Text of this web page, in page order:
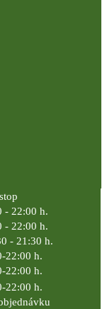
- 22:00 h.
- 22:00 h.
- 21:30 h.
22:00 h.
22:00 h.
22:00 h.